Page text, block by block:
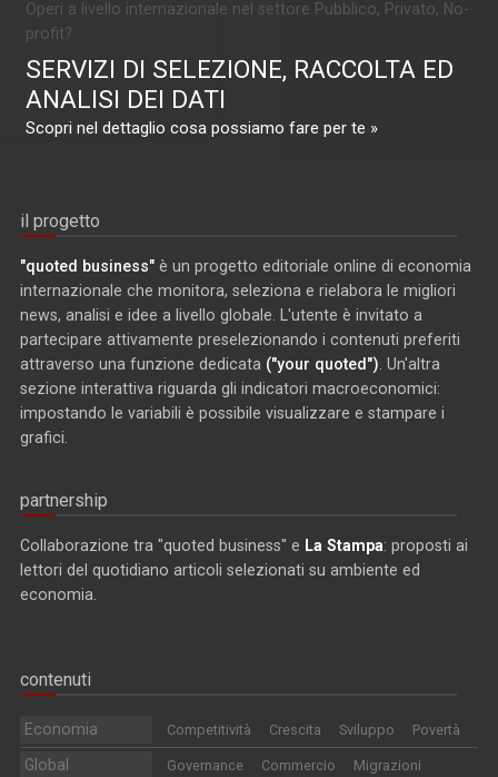
Operi a livello internazionale nel settore Pubblico, Privato, No-
profit?
SERVIZI DI SELEZIONE, RACCOLTA ED
ANALISI DEI DATI
Scopri nel dettaglio cosa possiamo fare per te »
il progetto
"quoted business" è un progetto editoriale online di economia
internazionale che monitora, seleziona e rielabora le migliori
news, analisi e idee a livello globale. L'utente è invitato a
partecipare attivamente preselezionando i contenuti preferiti
attraverso una funzione dedicata ("your quoted") . Un'altra
sezione interattiva riguarda gli indicatori macroeconomici:
impostando le variabili è possibile visualizzare e stampare i
grafici.
partnership
Collaborazione tra "quoted business" e La Stampa: proposti ai
lettori del quotidiano articoli selezionati su ambiente ed
economia.
contenuti
Economia Competitività Crescita Sviluppo Povertà
Global Governance Commercio Migrazioni